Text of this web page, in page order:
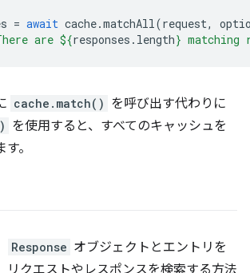
= await cache.matchAll(request,
are ${responses . length} matching
cache.match() を呼び出す代わりに
を使用すると、すべてのキャッシュを
。
Response オブジェクトとエントリを
リクエストやレスポンスを検索する方法